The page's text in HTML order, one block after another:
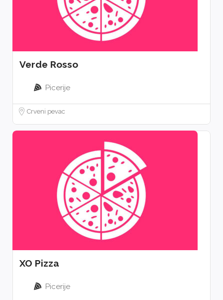
Verde Rosso
Picerije
Crveni pevac
XO Pizza
Picerije